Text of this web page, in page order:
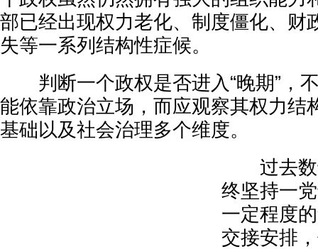
部已经出现权力老化、制度僵化、财
失等一系列结构性症候。
判断一个政权是否进入“晚期”，
能依靠政治立场，而应观察其权力结
基础以及社会治理多个维度。
过去数
终坚持一
一定程度
交接安排